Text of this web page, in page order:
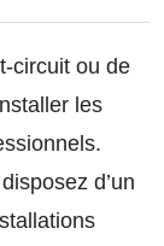
circuit ou de
les
d’un